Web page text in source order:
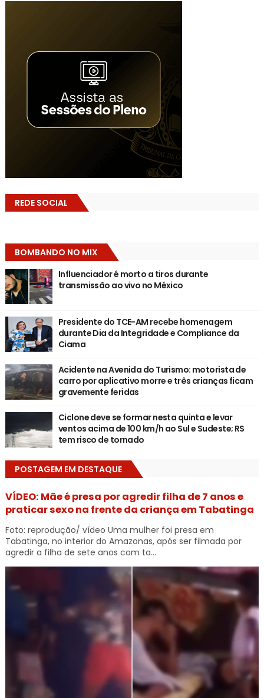
REDE SOCIAL
BOMBANDO NO MIX
Influenciador é morto a tiros durante
transmissão ao vivo no México
Presidente do TCE-AM recebe homenagem
durante Dia da Integridade e Compliance da
Ciama
Acidente na Avenida do Turismo: motorista de
carro por aplicativo morre e três crianças ficam
gravemente feridas
Ciclone deve se formar nesta quinta e levar
ventos acima de 100 km/h ao Sul e Sudeste; RS
tem risco de tornado
POSTAGEM EM DESTAQUE
VÍDEO: Mãe é presa por agredir filha de 7 anos e
praticar sexo na frente da criança em Tabatinga
Foto: reprodução/ vídeo Uma mulher foi presa em
Tabatinga, no interior do Amazonas, após ser filmada por
agredir a filha de sete anos com ta...